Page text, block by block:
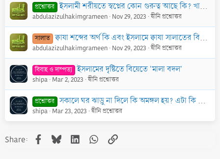
প্রশ্নোত্তর ইসলামী শরীয়তে স্বপ্নের কোন গুরুত্ব আছে কি? খারাপ স্বপ্ন দেখলে করণীয় কি? বিস্তারিত জানতে চাই।
abdulazizulhakimgrameen Nov 29, 2023 দ্বীনি প্রশ্নোত্তর
সালাত ক্বাযা শব্দের অর্থ কি এবং ইসলামে ক্বাযা সালাতের বিধান কী?
abdulazizulhakimgrameen Nov 29, 2023 দ্বীনি প্রশ্নোত্তর
বিবাহ ও দাম্পত্য ইসলামের দৃষ্টিতে বিয়েতে 'মালা বদল'
shipa Mar 2, 2023 দ্বীনি প্রশ্নোত্তর
প্রশ্নোত্তর সকালে ঘর ঝাড়ু না দিলে কি অমঙ্গল হয়? এটা কি বিশ্বাস করা কি উচিত? এটা নিয়ে ইসলাম কী বলেছে?
shipa Mar 23, 2023 দ্বীনি প্রশ্নোত্তর
Share: Facebook
BlueskyLinkedInWhatsApp
Link